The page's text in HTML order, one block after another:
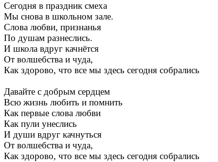
Сегодня в праздник смеха
Мы снова в школьном зале.
Слова любви, признанья
По душам разнеслись.
И школа вдруг качнётся
От волшебства и чуда,
Как здорово, что все мы здесь сегодня собрались
Давайте с добрым сердцем
Всю жизнь любить и помнить
Как первые слова любви
Как пули унеслись
И души вдруг качнуться
От волшебства и чуда,
Как здорово, что все мы здесь сегодня собрались